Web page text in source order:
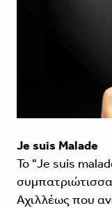
Je suis Malade
Το "Je suis
Αχιλλέως που